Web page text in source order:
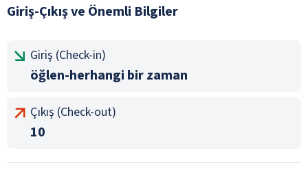
Giriş-Çıkış ve Önemli Bilgiler
Giriş (Check-in)
öğlen-herhangi bir zaman
Çıkış (Check-out)
10